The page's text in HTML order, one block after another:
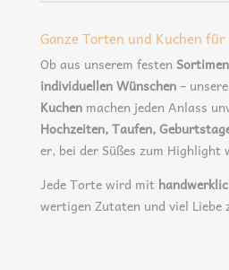
Ganze Torten und Kuchen für
Ob aus unse­rem fes­ten
indi­vi­du­el­len Wün­schen– unse­re
Kuchenmachen jeden Anlass
Hoch­zei­ten, Tau­fen,
er, bei der Süßes zum High­light
Jede Tor­te wird mit
wer­ti­gen Zuta­ten und viel